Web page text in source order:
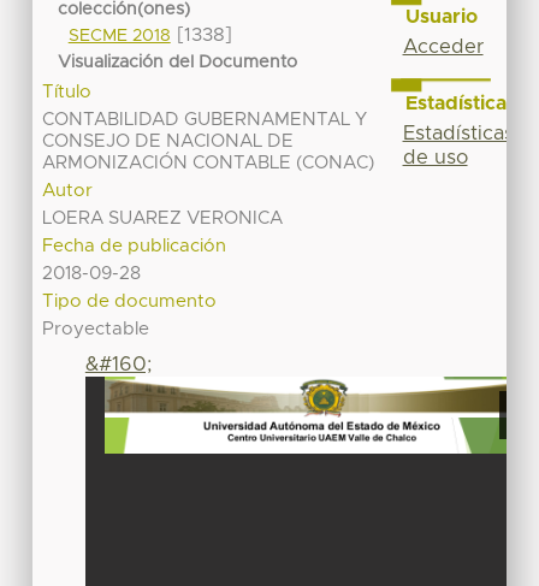
colección(ones)
SECME 2018
[1338]
Visualización del Documento
Título
CONTABILIDAD GUBERNAMENTAL Y
CONSEJO DE NACIONAL DE
ARMONIZACIÓN CONTABLE (CONAC)
Autor
LOERA SUAREZ VERONICA
Fecha de publicación
2018-09-28
Tipo de documento
Proyectable
&#160;
Usuario
Acceder
Estadísticas
Estadísticas
de uso